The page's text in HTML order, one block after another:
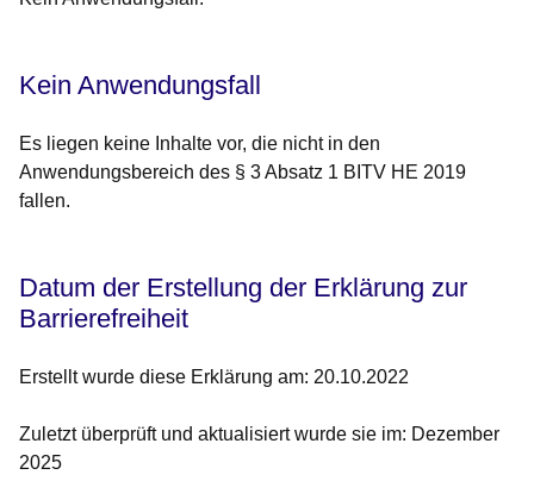
Kein Anwendungsfall
Es liegen keine Inhalte vor, die nicht in den
Anwendungsbereich des § 3 Absatz 1 BITV HE 2019
fallen.
Datum der Erstellung der Erklärung zur
Barrierefreiheit
Erstellt wurde diese Erklärung am: 20.10.2022
Zuletzt überprüft und aktualisiert wurde sie im: Dezember
2025